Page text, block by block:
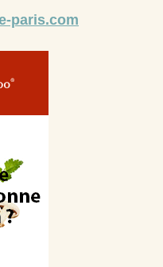
paris.com